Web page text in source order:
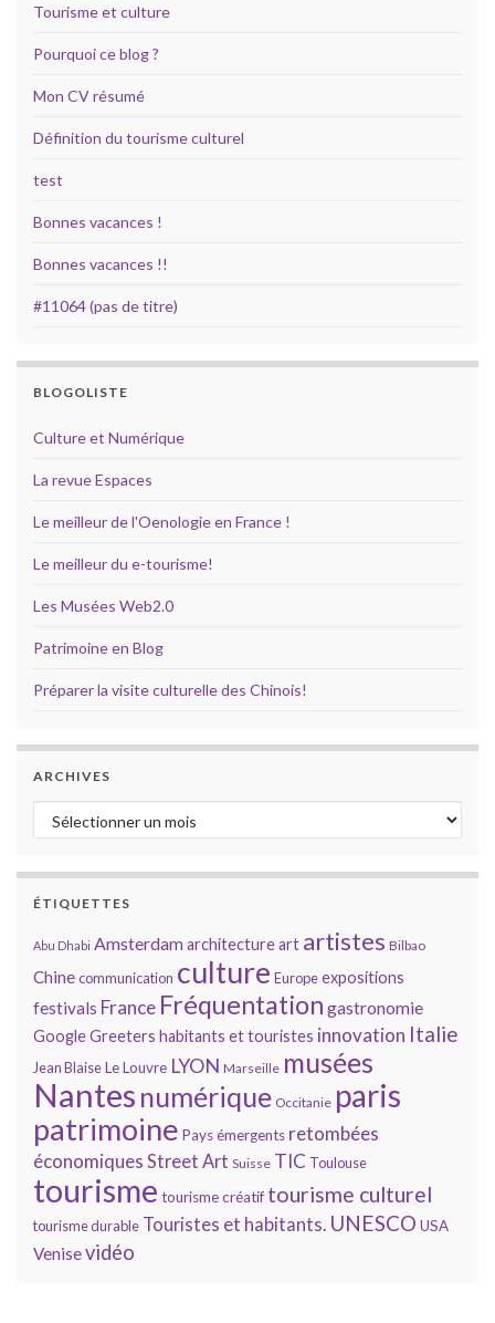
Tourisme et culture
Pourquoi ce blog ?
Mon CV résumé
Définition du tourisme culturel
test
Bonnes vacances !
Bonnes vacances !!
#11064 (pas de titre)
BLOGOLISTE
Culture et Numérique
La revue Espaces
Le meilleur de l'Oenologie en France !
Le meilleur du e-tourisme!
Les Musées Web2.0
Patrimoine en Blog
Préparer la visite culturelle des Chinois!
ARCHIVES
Archives
ÉTIQUETTES
Abu Dhabi Amsterdamarchitectureart artistes Bilbao
Chinecommunication culture Europeexpositions
festivals France Fréquentation gastronomie
GoogleGreeters habitants et touristes innovation Italie
Jean BlaiseLe Louvre LYON Marseille musées
Nantes numérique Occitanie paris
patrimoine Pays émergents retombées
économiques Street Art Suisse TIC Toulouse
tourisme tourisme créatif tourisme culturel
tourisme durable Touristes et habitants. UNESCO USA
Venisevidéo